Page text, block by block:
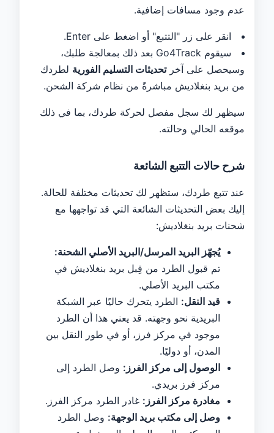
عدم وجود مسافات إضافية.
انقر على زر "التتبع" أو اضغط على Enter.
سيقوم Go4Track بعد ذلك بمعالجة طلبك،
وسيحصل على آخرتحديثات التسليم الفورية لطردك
من بريد بنغلاديش مباشرةً من نظام شركة الشحن.
سيظهر لك سجل مفصل لحركة طردك، بما في ذلك
موقعه الحالي وحالته.
شرح حالات التتبع الشائعة
عند تتبع طردك، ستظهر لك تحديثات مختلفة للحالة.
إليك بعض التحديثات الشائعة التي قد تواجهها مع
شحنات بريد بنغلاديش:
يُجهّز البريد المرسل/البريد الأصلي الشحنة:
تم قبول الطرد من قِبل بريد بنغلاديش في
مكتب البريد الأصلي.
قيد النقل: الطرد يتحرك حاليًا عبر الشبكة
البريدية نحو وجهته. قد يعني هذا أن الطرد
موجود في مركز فرز، أو في طور النقل بين
المدن، أو دوليًا.
الوصول إلى مركز الفرز: وصل الطرد إلى
مركز فرز بريدي.
مغادرة مركز الفرز: غادر الطرد مركز الفرز.
وصل إلى مكتب بريد الوجهة: وصل الطرد